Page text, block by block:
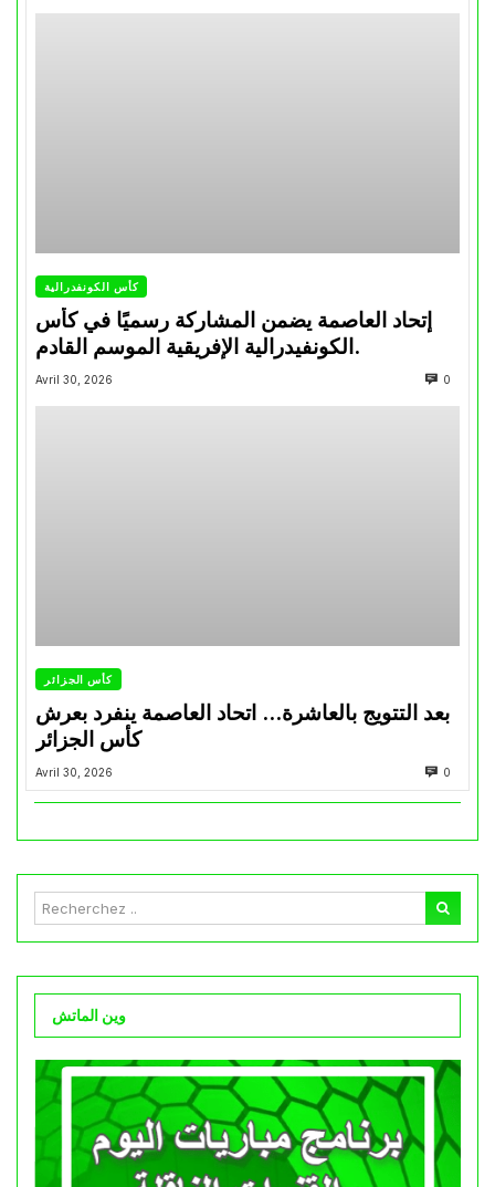
كأس الكونفدرالية
إتحاد العاصمة يضمن المشاركة رسميًا في كأس
الكونفيدرالية الإفريقية الموسم القادم.
Avril 30, 2026 0
كأس الجزائر
بعد التتويج بالعاشرة… اتحاد العاصمة ينفرد بعرش
كأس الجزائر
Avril 30, 2026 0
وين الماتش